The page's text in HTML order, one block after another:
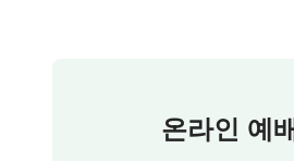
그의 존재가 실제인지 꿈인지
온라인 예